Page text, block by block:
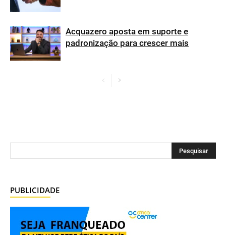
Acquazero aposta em suporte e
padronização para crescer mais
PUBLICIDADE